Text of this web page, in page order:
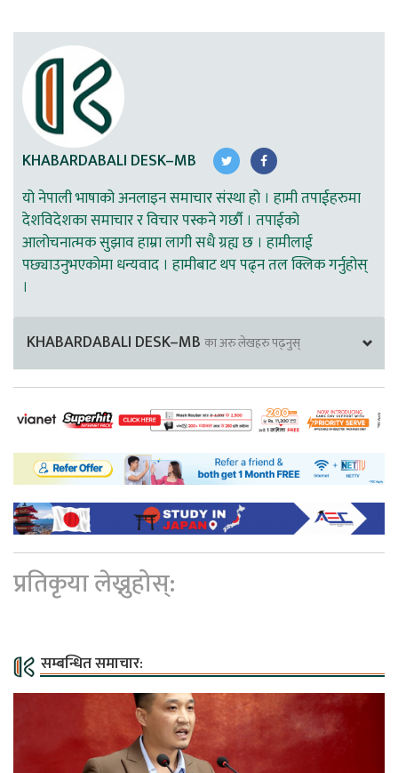
KHABARDABALI DESK–MB
यो नेपाली भाषाको अनलाइन समाचार संस्था हो । हामी तपाईहरुमा
देशविदेशका समाचार र विचार पस्कने गर्छौ । तपाईको
आलोचनात्मक सुझाव हाम्रा लागी सधै ग्रह्य छ । हामीलाई
पछ्याउनुभएकोमा धन्यवाद । हामीबाट थप पढ्न तल क्लिक गर्नुहोस्
।
KHABARDABALI DESK–MB का अरु लेखहरु पढ्नुस्
प्रतिकृया लेख्नुहोस्:
सम्बन्धित समाचार: